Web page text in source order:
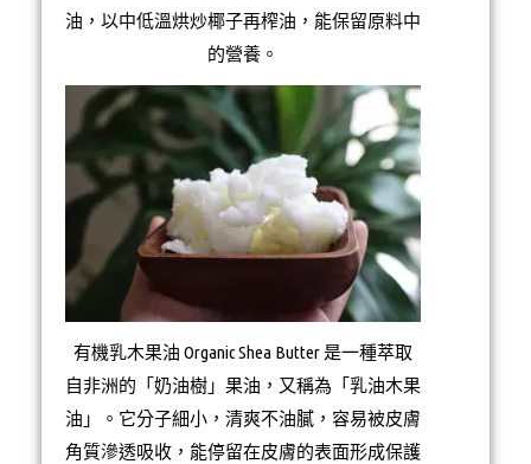
油，以中低溫烘炒椰子再榨油，能保留原料中
的營養。
有機乳木果油 Organic Shea Butter 是一種萃取
自非洲的「奶油樹」果油，又稱為「乳油木果
油」。它分子細小，清爽不油膩，容易被皮膚
角質滲透吸收，能停留在皮膚的表面形成保護